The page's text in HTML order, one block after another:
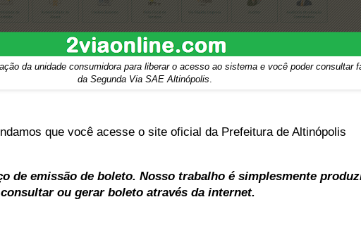
da unidade consumidora para liberar o acesso ao sistema e você poder consultar
da Segunda Via SAE Altinópolis.
que você acesse o site oficial da Prefeitura de Altinópolis
de emissão de boleto. Nosso trabalho é simplesmente
ou gerar boleto através da internet.